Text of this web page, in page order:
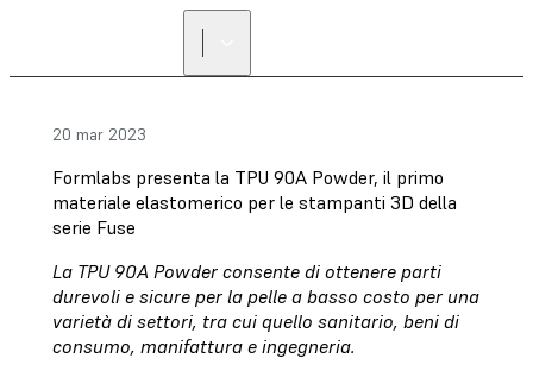
20 mar 2023
Formlabs presenta la TPU 90A Powder, il primo
materiale elastomerico per le stampanti 3D della
serie Fuse
La TPU 90A Powder consente di ottenere parti
durevoli e sicure per la pelle a basso costo per una
varietà di settori, tra cui quello sanitario, beni di
consumo, manifattura e ingegneria.